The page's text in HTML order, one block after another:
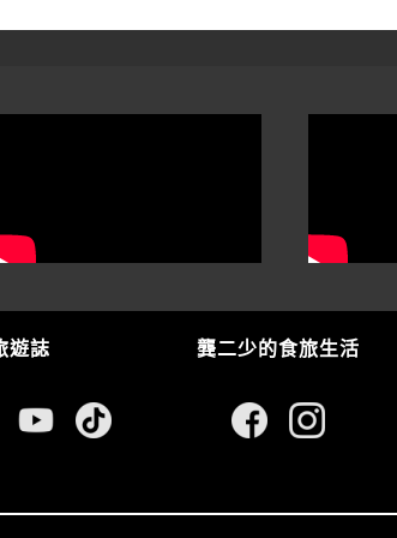
遊誌 龔二少的食旅生活